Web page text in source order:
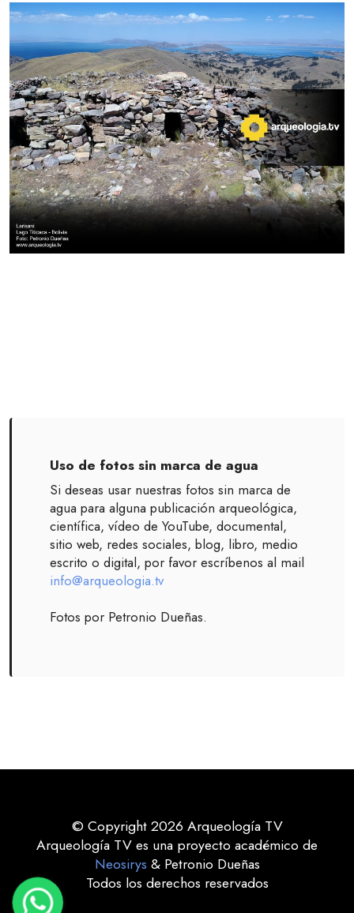
Uso de fotos sin marca de agua
Si deseas usar nuestras fotos sin marca de
agua para alguna publicación arqueológica,
científica, vídeo de YouTube, documental,
sitio web, redes sociales, blog, libro, medio
escrito o digital, por favor escríbenos al mail
info@arqueologia.tv
Fotos por Petronio Dueñas.
© Copyright 2026 Arqueología TV
Arqueología TV es una proyecto académico de
Neosirys & Petronio Dueñas
Todos los derechos reservados